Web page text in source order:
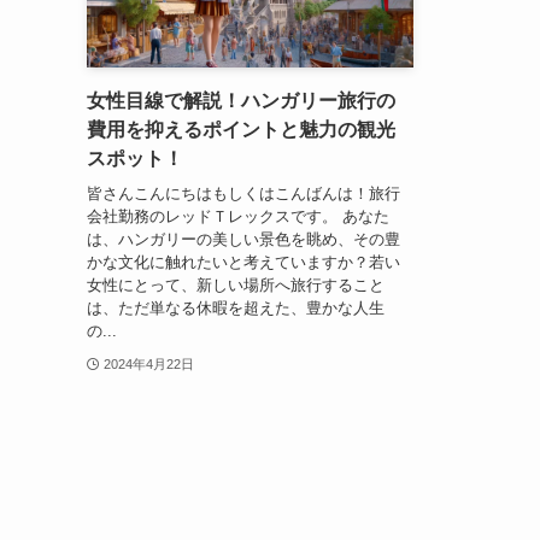
女性目線で解説！ハンガリー旅行の
費用を抑えるポイントと魅力の観光
スポット！
皆さんこんにちはもしくはこんばんは！旅行
会社勤務のレッドＴレックスです。 あなた
は、ハンガリーの美しい景色を眺め、その豊
かな文化に触れたいと考えていますか？若い
女性にとって、新しい場所へ旅行すること
は、ただ単なる休暇を超えた、豊かな人生
の...
2024年4月22日